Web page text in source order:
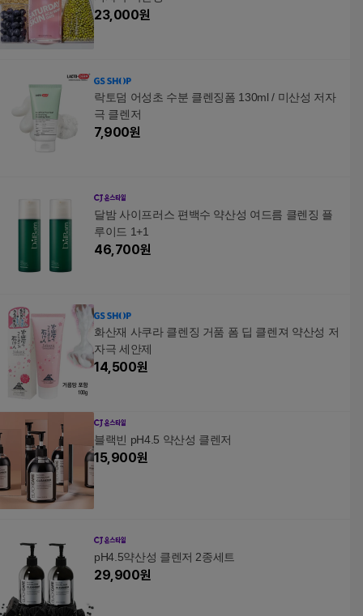
23,000원
락토덤 어성초 수분 클렌징폼 130ml / 미산성 저자
극 클렌저
7,900원
달밤 사이프러스 편백수 약산성 여드름 클렌징 플
루이드 1+1
46,700원
화산재 사쿠라 클렌징 거품 폼 딥 클렌져 약산성 저
자극 세안제
14,500원
블랙빈 pH4.5 약산성 클렌저
15,900원
pH4.5약산성 클렌저 2종세트
29,900원